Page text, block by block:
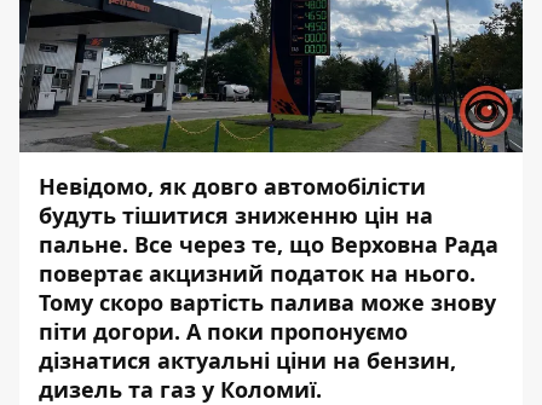
Невідомо, як довго автомобілісти
будуть тішитися зниженню цін на
пальне. Все через те, що Верховна Рада
повертає акцизний податок на нього.
Тому скоро вартість палива може знову
піти догори. А поки пропонуємо
дізнатися актуальні ціни на бензин,
дизель та газ у Коломиї.